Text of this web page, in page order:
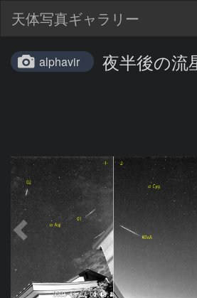
天体写真ギャラリー
alphavir 夜半後の流